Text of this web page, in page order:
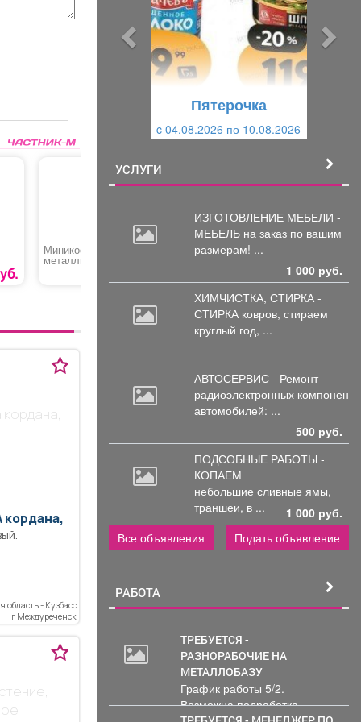
Миникоса
металлическая
Кофе растворимый
«Черная карта»
руб
область - Кузбасс
г Междуреченск
Пятерочка
c 04.08.2026 по 10.08.2026
УСЛУГИ
ИЗГОТОВЛЕНИЕ МЕБЕЛИ -
МЕБЕЛЬ на заказ по вашим
размерам! ...
1 000 руб.
ХИМЧИСТКА, СТИРКА -
СТИРКА ковров, стираем
круглый год, ...
АВТОСЕРВИС - Ремонт
радиоэлектронных
автомобилей: ...
500 руб.
ПОДСОБНЫЕ РАБОТЫ -
КОПАЕМ
небольшие сливные ямы,
траншеи, в ...
1 000 руб.
Все объявления
Подать объявление
РАБОТА
ТРЕБУЕТСЯ -
РАЗНОРАБОЧИЕ НА
МЕТАЛЛОБАЗУ
График работы 5/2.
Возможна подработка..